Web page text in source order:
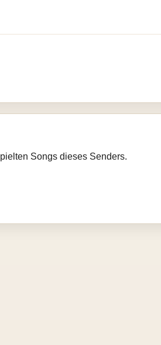
Songs dieses Senders.